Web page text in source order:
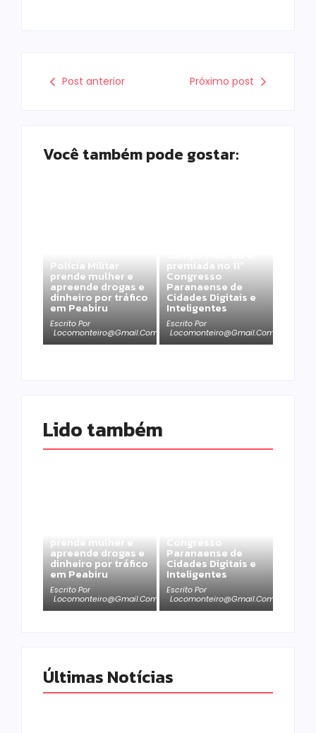
Post anterior Próximo post
Você também pode gostar:
Polícia Militar
prende mulher e
apreende drogas e
dinheiro por tráfico
em Peabiru
Escrito Por
Locomonteiro@gmail.com
premiada no 11º
Congresso
Paranaense de
Cidades Digitais e
Inteligentes
Escrito Por
Locomonteiro@gmail.com
Lido também
prende mulher e
apreende drogas e
dinheiro por tráfico
em Peabiru
Escrito Por
Locomonteiro@gmail.com
Congresso
Paranaense de
Cidades Digitais e
Inteligentes
Escrito Por
Locomonteiro@gmail.com
Últimas Notícias